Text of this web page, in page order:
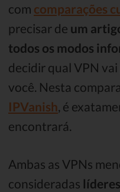
com comparações
precisar de um
todos os modos
decidir qual VPN
você. Nesta
IPVanish , é
encontrará.
Ambas as VPNs
consideradas